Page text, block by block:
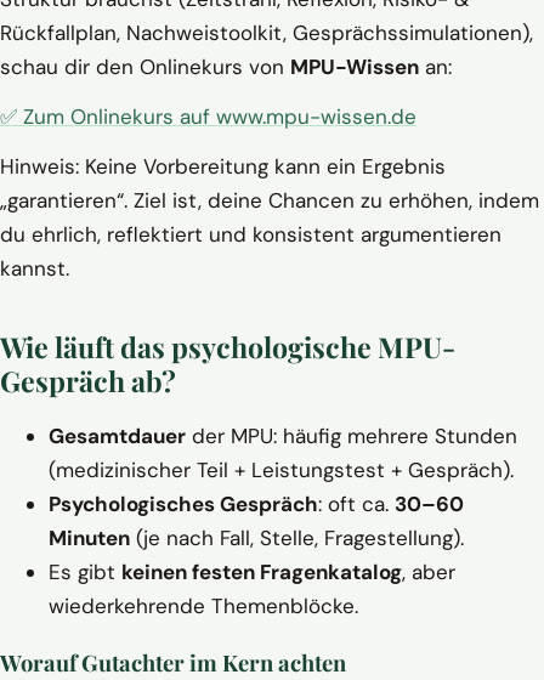
Rückfallplan, Nachweistoolkit, Gesprächssimulationen),
schau dir den Onlinekurs von MPU-Wissen an:
✅ Zum Onlinekurs auf www.mpu-wissen.de
Hinweis: Keine Vorbereitung kann ein Ergebnis
„garantieren“. Ziel ist, deine Chancen zu erhöhen, indem
du ehrlich, reflektiert und konsistent argumentieren
kannst.
Wie läuft das psychologische MPU-
Gespräch ab?
Gesamtdauer der MPU: häufig mehrere Stunden
(medizinischer Teil + Leistungstest + Gespräch).
Psychologisches Gespräch: oft ca. 30–60
Minuten (je nach Fall, Stelle, Fragestellung).
Es gibt keinen festen Fragenkatalog, aber
wiederkehrende Themenblöcke.
Worauf Gutachter im Kern achten